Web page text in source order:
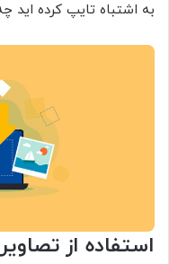
به اشتباه تایپ کرده اید
استفاده از